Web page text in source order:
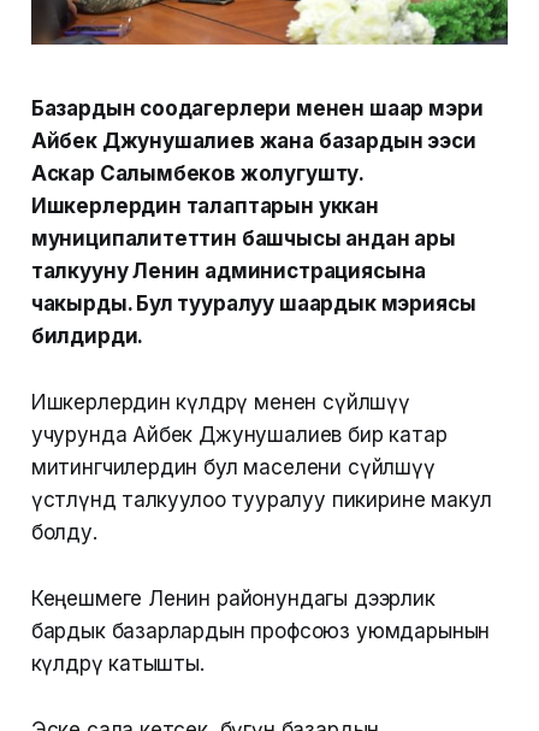
Базардын соодагерлери менен шаар мэри
Айбек Джунушалиев жана базардын ээси
Аскар Салымбеков жолугушту.
Ишкерлердин талаптарын уккан
муниципалитеттин башчысы андан ары
талкууну Ленин администрациясына
чакырды. Бул тууралуу шаардык мэриясы
билдирди.
Ишкерлердин өкүлдөрү менен сүйлөшүү
учурунда Айбек Джунушалиев бир катар
митингчилердин бул маселени сүйлөшүү
үстөлүндө талкуулоо тууралуу пикирине макул
болду.
Кеңешмеге Ленин районундагы дээрлик
бардык базарлардын профсоюз уюмдарынын
өкүлдөрү катышты.